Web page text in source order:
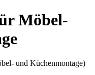
Möbel-